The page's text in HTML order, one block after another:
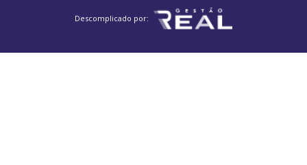
Descomplicado por: